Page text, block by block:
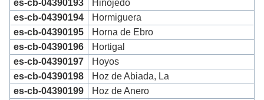
es-cb-04390193
Hinojedo
es-cb-04390194
Hormiguera
es-cb-04390195
Horna de Ebro
es-cb-04390196
Hortigal
es-cb-04390197
Hoyos
es-cb-04390198
Hoz de Abiada, La
es-cb-04390199
Hoz de Anero